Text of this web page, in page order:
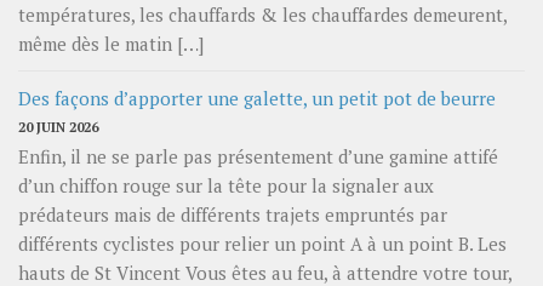
températures, les chauffards & les chauffardes demeurent,
même dès le matin […]
Des façons d’apporter une galette, un petit pot de beurre
20 JUIN 2026
Enfin, il ne se parle pas présentement d’une gamine attifé
d’un chiffon rouge sur la tête pour la signaler aux
prédateurs mais de différents trajets empruntés par
différents cyclistes pour relier un point A à un point B. Les
hauts de St Vincent Vous êtes au feu, à attendre votre tour,